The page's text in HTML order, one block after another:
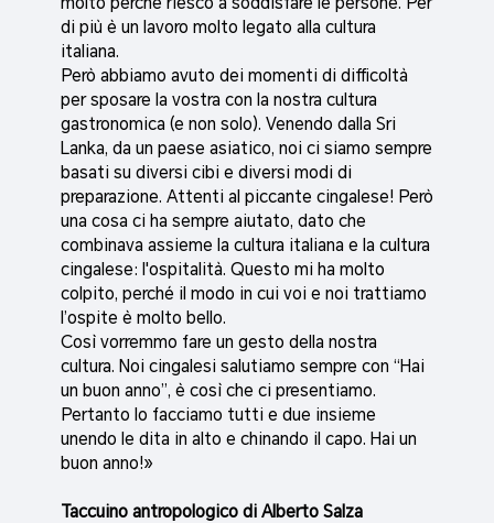
di più è un lavoro molto legato alla cultura
italiana.
Però abbiamo avuto dei momenti di difficoltà
per sposare la vostra con la nostra cultura
gastronomica (e non solo). Venendo dalla Sri
Lanka, da un paese asiatico, noi ci siamo sempre
basati su diversi cibi e diversi modi di
preparazione. Attenti al piccante cingalese! Però
una cosa ci ha sempre aiutato, dato che
combinava assieme la cultura italiana e la cultura
cingalese: l'ospitalità. Questo mi ha molto
colpito, perché il modo in cui voi e noi trattiamo
l’ospite è molto bello.
Così vorremmo fare un gesto della nostra
cultura. Noi cingalesi salutiamo sempre con “Hai
un buon anno”, è così che ci presentiamo.
Pertanto lo facciamo tutti e due insieme
unendo le dita in alto e chinando il capo. Hai un
buon anno!»
Taccuino antropologico di Alberto Salza